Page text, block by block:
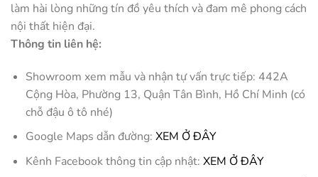
làm hài lòng những tín đồ yêu thích và đam mê phong cách
nội thất hiện đại.
Thông tin liên hệ:
Showroom xem mẫu và nhận tự vấn trực tiếp: 442A
Cộng Hòa, Phường 13, Quận Tân Bình, Hồ Chí Minh (có
chỗ đậu ô tô nhé)
Google Maps dẫn đường: XEM Ở ĐÂY
Kênh Facebook thông tin cập nhật: XEM Ở ĐÂY